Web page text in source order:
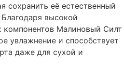
сохранить её естественный
высокой
компонентов Малиновый Силт
увлажнение и способствует
даже для сухой и